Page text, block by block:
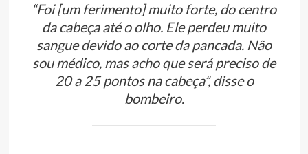
“Foi [um ferimento] muito forte, do centro
da cabeça até o olho. Ele perdeu muito
sangue devido ao corte da pancada. Não
sou médico, mas acho que será preciso de
20 a 25 pontos na cabeça”, disse o
bombeiro.